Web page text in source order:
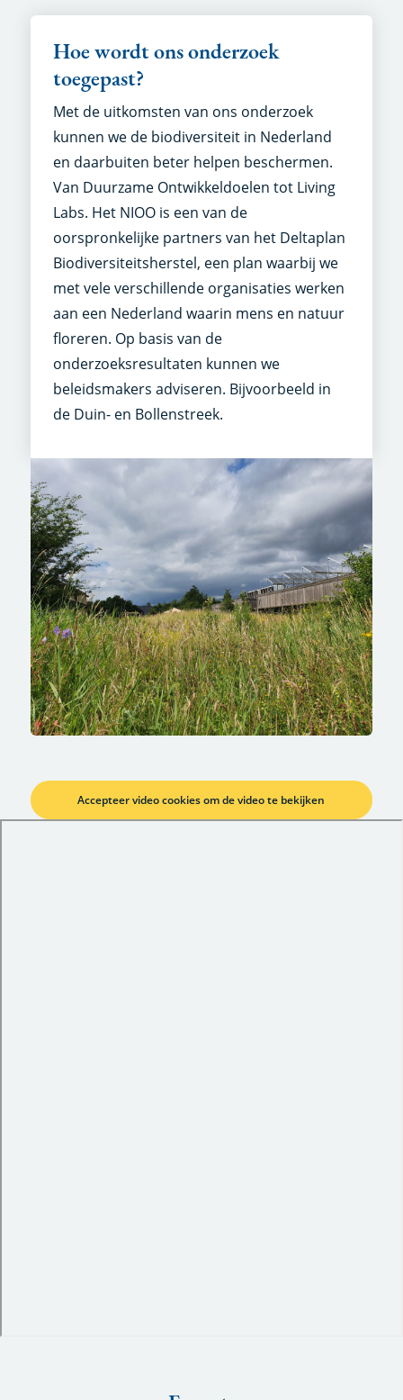
Hoe wordt ons onderzoek
toegepast?
Met de uitkomsten van ons onderzoek
kunnen we de biodiversiteit in Nederland
en daarbuiten beter helpen beschermen.
Van Duurzame Ontwikkeldoelen tot Living
Labs. Het NIOO is een van de
oorspronkelijke partners van het Deltaplan
Biodiversiteitsherstel, een plan waarbij we
met vele verschillende organisaties werken
aan een Nederland waarin mens en natuur
floreren. Op basis van de
onderzoeksresultaten kunnen we
beleidsmakers adviseren. Bijvoorbeeld in
de Duin- en Bollenstreek.
Accepteer video cookies om de video te bekijken